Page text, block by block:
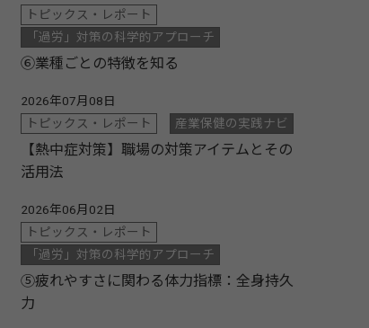
トピックス・レポート
「過労」対策の科学的アプローチ
⑥業種ごとの特徴を知る
2026年07月08日
トピックス・レポート
産業保健の実践ナビ
【熱中症対策】職場の対策アイテムとその
活用法
2026年06月02日
トピックス・レポート
「過労」対策の科学的アプローチ
⑤疲れやすさに関わる体力指標：全身持久
力